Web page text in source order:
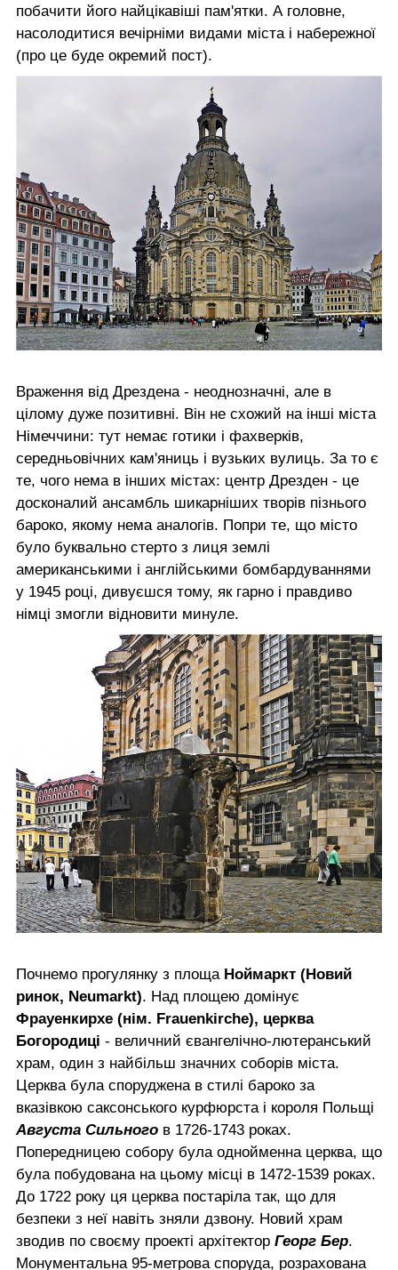
побачити його найцікавіші пам'ятки. А головне,
насолодитися вечірніми видами міста і набережної
(про це буде окремий пост).
Враження від Дрездена - неоднозначні, але в
цілому дуже позитивні. Він не схожий на інші міста
Німеччини: тут немає готики і фахверків,
середньовічних кам'яниць і вузьких вулиць. За то є
те, чого нема в інших містах: центр Дрезден - це
досконалий ансамбль шикарніших творів пізнього
бароко, якому нема аналогів. Попри те, що місто
було буквально стерто з лиця землі
американськими і англійськими бомбардуваннями
у 1945 році, дивуєшся тому, як гарно і правдиво
німці змогли відновити минуле.
Почнемо прогулянку з площа Ноймаркт (Новий
ринок, Neumarkt). Над площею домінує
Фрауенкирхе (нім. Frauenkіrche), церква
Богородиці - величний євангелічно-лютеранський
храм, один з найбільш значних соборів міста.
Церква була споруджена в стилі бароко за
вказівкою саксонського курфюрста і короля Польщі
Августа Сильного в 1726-1743 роках.
Попередницею собору була однойменна церква, що
була побудована на цьому місці в 1472-1539 роках.
До 1722 року ця церква постаріла так, що для
безпеки з неї навіть зняли дзвону. Новий храм
зводив по своєму проекті архітектор Георг Бер.
Монументальна 95-метрова споруда, розрахована